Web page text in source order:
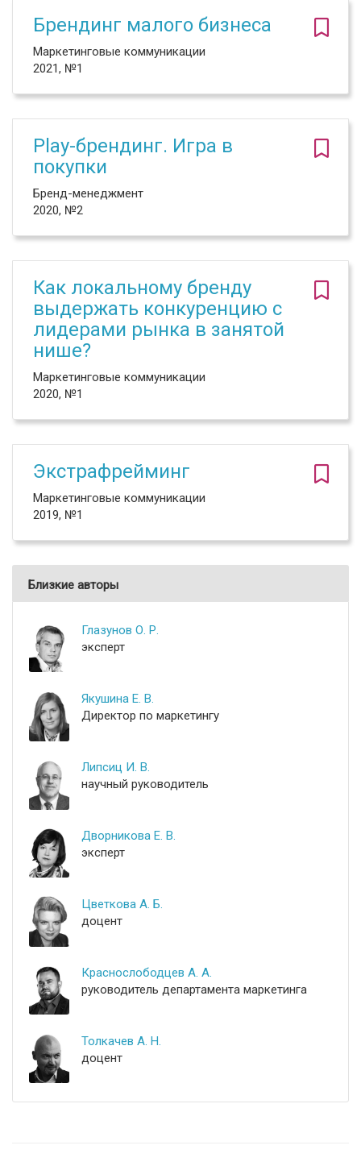
Брендинг малого бизнеса
Маркетинговые коммуникации
2021, №1
Play-брендинг. Игра в
покупки
Бренд-менеджмент
2020, №2
Как локальному бренду
выдержать конкуренцию с
лидерами рынка в занятой
нише?
Маркетинговые коммуникации
2020, №1
Экстрафрейминг
Маркетинговые коммуникации
2019, №1
Близкие авторы
Глазунов О. Р.
эксперт
Якушина Е. В.
Директор по маркетингу
Липсиц И. В.
научный руководитель
Дворникова Е. В.
эксперт
Цветкова А. Б.
доцент
Краснослободцев А. А.
руководитель департамента маркетинга
Толкачев А. Н.
доцент